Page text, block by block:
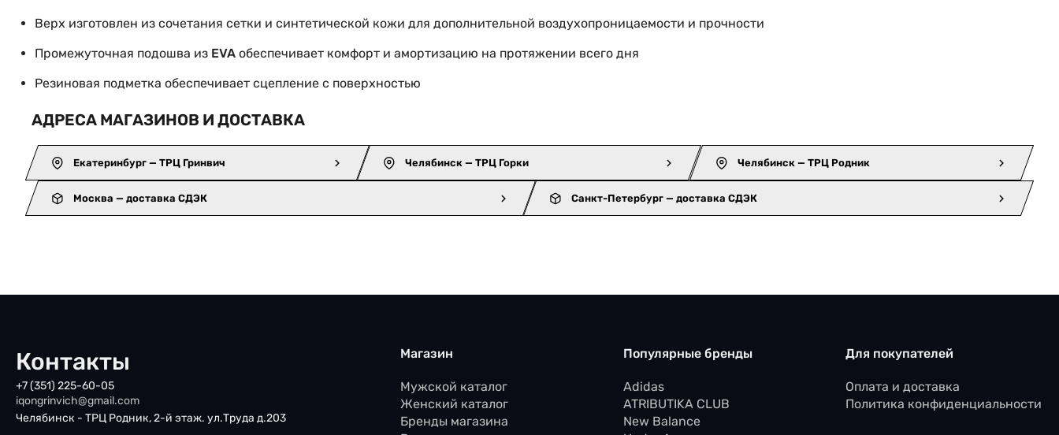
Верх изготовлен из сочетания сетки и синтетической кожи для дополнительной воздухопроницаемости и прочности
Промежуточная подошва из EVA обеспечивает комфорт и амортизацию на протяжении всего дня
Резиновая подметка обеспечивает сцепление с поверхностью
АДРЕСА МАГАЗИНОВ И ДОСТАВКА
Екатеринбург — ТРЦ Гринвич Челябинск — ТРЦ Горки Челябинск — ТРЦ Родник
Москва — доставка СДЭК Санкт-Петербург — доставка СДЭК
Контакты
+7 (351) 225-60-05
iqongrinvich@gmail.com
Челябинск - ТРЦ Родник, 2-й этаж. ул.Труда д.203
Магазин
Мужской каталог
Женский каталог
Бренды магазина
Популярные бренды
Adidas
ATRIBUTIKA CLUB
New Balance
Для покупателей
Оплата и доставка
Политика конфиденциальности